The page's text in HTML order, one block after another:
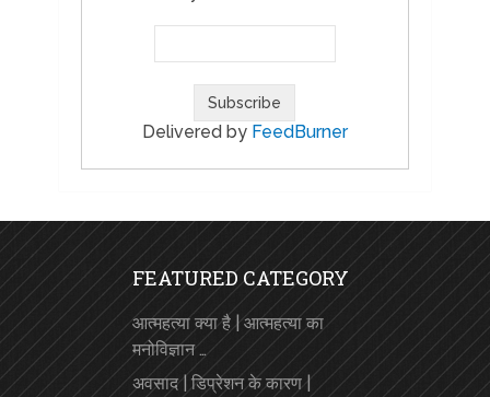
Delivered by FeedBurner
FEATURED CATEGORY
आत्महत्या क्या है | आत्महत्या का
मनोविज्ञान …
अवसाद | डिप्रेशन के कारण |